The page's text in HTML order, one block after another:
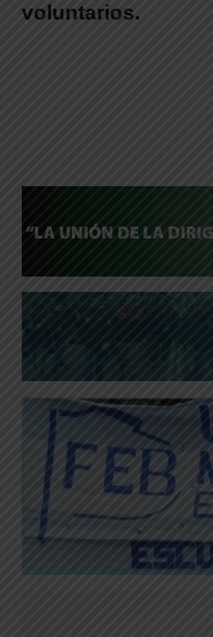
voluntarios.